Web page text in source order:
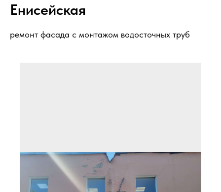
Енисейская
ремонт фасада с монтажом водосточных труб